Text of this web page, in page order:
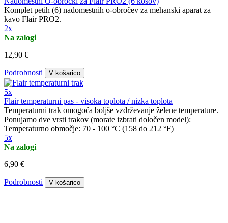
Komplet petih (6) nadomestnih o-obročev za mehanski aparat za
kavo Flair PRO2.
2x
Na zalogi
12,90 €
Podrobnosti V košarico
5x
Flair temperaturni pas - visoka toplota / nizka toplota
Temperaturni trak omogoča boljše vzdrževanje želene temperature.
Ponujamo dve vrsti trakov (morate izbrati določen model):
Temperaturno območje: 70 - 100 °C (158 do 212 °F)
5x
Na zalogi
6,90 €
Podrobnosti V košarico